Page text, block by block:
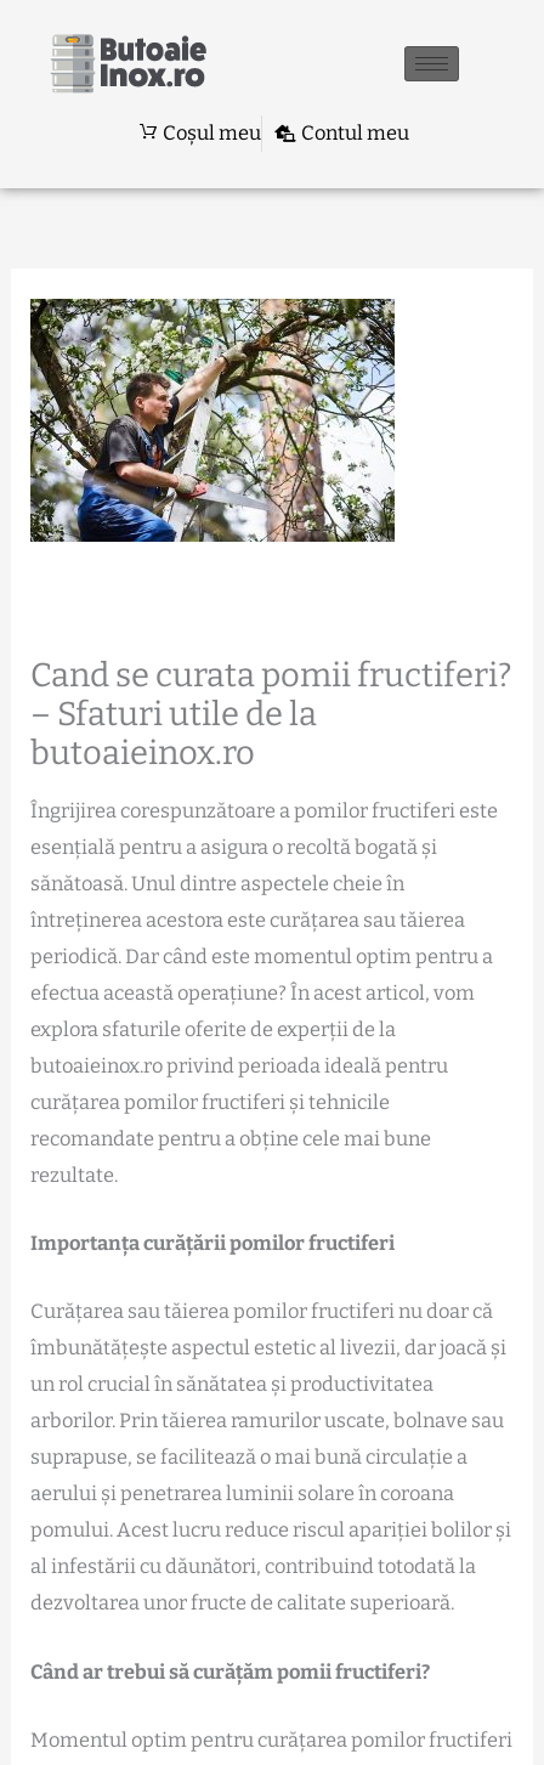
content
Coșul meu
Contul meu
Cand se curata pomii fructiferi?
– Sfaturi utile de la
butoaieinox.ro
Îngrijirea corespunzătoare a pomilor fructiferi este
esențială pentru a asigura o recoltă bogată și
sănătoasă. Unul dintre aspectele cheie în
întreținerea acestora este curățarea sau tăierea
periodică. Dar când este momentul optim pentru a
efectua această operațiune? În acest articol, vom
explora sfaturile oferite de experții de la
butoaieinox.ro privind perioada ideală pentru
curățarea pomilor fructiferi și tehnicile
recomandate pentru a obține cele mai bune
rezultate.
Importanța curățării pomilor fructiferi
Curățarea sau tăierea pomilor fructiferi nu doar că
îmbunătățește aspectul estetic al livezii, dar joacă și
un rol crucial în sănătatea și productivitatea
arborilor. Prin tăierea ramurilor uscate, bolnave sau
suprapuse, se facilitează o mai bună circulație a
aerului și penetrarea luminii solare în coroana
pomului. Acest lucru reduce riscul apariției bolilor și
al infestării cu dăunători, contribuind totodată la
dezvoltarea unor fructe de calitate superioară.
Când ar trebui să curățăm pomii fructiferi?
Momentul optim pentru curățarea pomilor fructiferi